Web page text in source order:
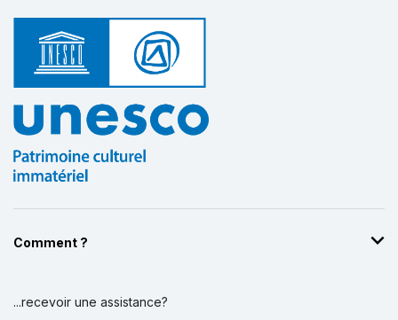
Comment ?
...recevoir une assistance?